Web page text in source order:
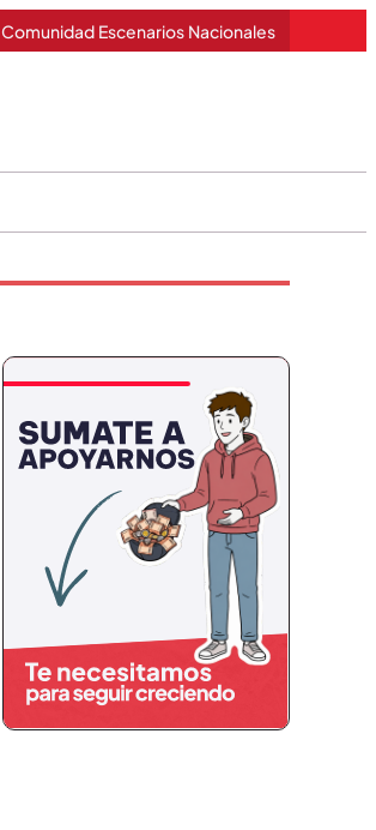
Comunidad Escenarios Nacionales